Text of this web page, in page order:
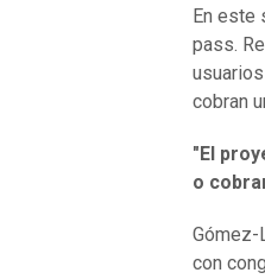
En este
pass.
cobran
"El
o
Gómez-
con